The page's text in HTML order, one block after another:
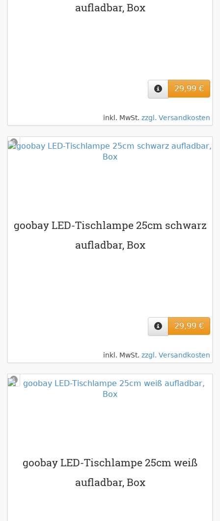
aufladbar, Box
29,99 €
inkl. MwSt. zzgl. Versandkosten
goobay LED-Tischlampe 25cm schwarz
aufladbar, Box
29,99 €
inkl. MwSt. zzgl. Versandkosten
goobay LED-Tischlampe 25cm weiß
aufladbar, Box